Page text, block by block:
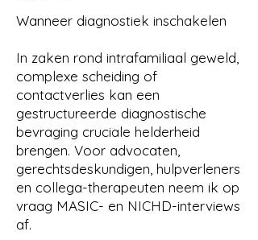
passen rondom contactverlies en
ouderschap na scheiding.
Eerstvolgende editie, tarief en
aanmelding
18 en 19 november 2026, van 9.30
tot 16.00 uur
Locatie: Van der Valk Houten,
Utrecht
€795 exclusief BTW per persoon —
Wanneer diagnostiek inschakelen
In zaken rond intrafamiliaal geweld,
complexe scheiding of
contactverlies kan een
gestructureerde diagnostische
bevraging cruciale helderheid
brengen. Voor advocaten,
gerechtsdeskundigen, hulpverleners
en collega-therapeuten neem ik op
vraag MASIC- en NICHD-interviews
af.